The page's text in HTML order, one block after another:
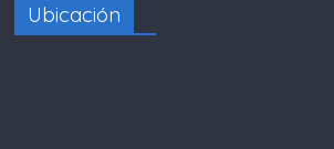
Ubicación